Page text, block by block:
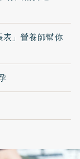
」營養師幫你